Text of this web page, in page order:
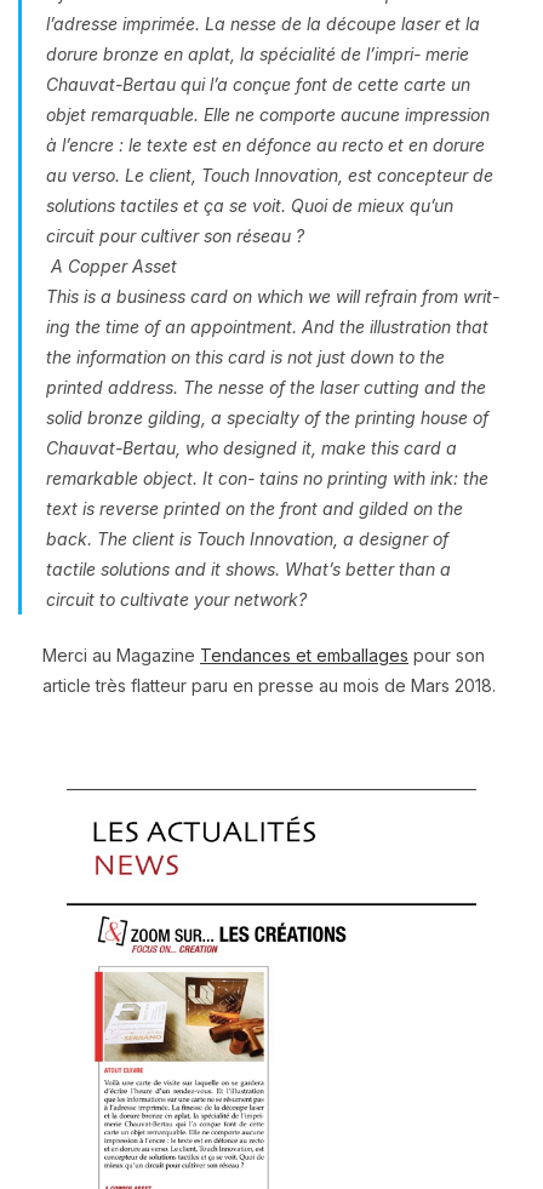
l’adresse imprimée. La nesse de la découpe laser et la
dorure bronze en aplat, la spécialité de l’impri- merie
Chauvat-Bertau qui l’a conçue font de cette carte un
objet remarquable. Elle ne comporte aucune impression
à l’encre : le texte est en défonce au recto et en dorure
au verso. Le client, Touch Innovation, est concepteur de
solutions tactiles et ça se voit. Quoi de mieux qu’un
circuit pour cultiver son réseau ?
A Copper Asset
This is a business card on which we will refrain from writ-
ing the time of an appointment. And the illustration that
the information on this card is not just down to the
printed address. The nesse of the laser cutting and the
solid bronze gilding, a specialty of the printing house of
Chauvat-Bertau, who designed it, make this card a
remarkable object. It con- tains no printing with ink: the
text is reverse printed on the front and gilded on the
back. The client is Touch Innovation, a designer of
tactile solutions and it shows. What’s better than a
circuit to cultivate your network?
Merci au Magazine Tendances et emballages pour son
article très flatteur paru en presse au mois de Mars 2018.